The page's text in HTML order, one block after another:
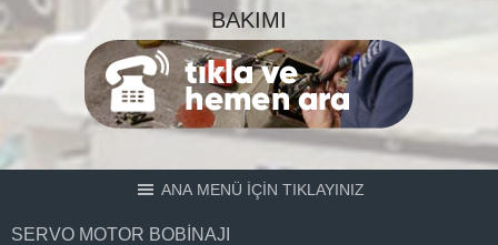
BAKIMI
ANA MENÜ İÇİN TIKLAYINIZ
SERVO MOTOR BOBINAJI